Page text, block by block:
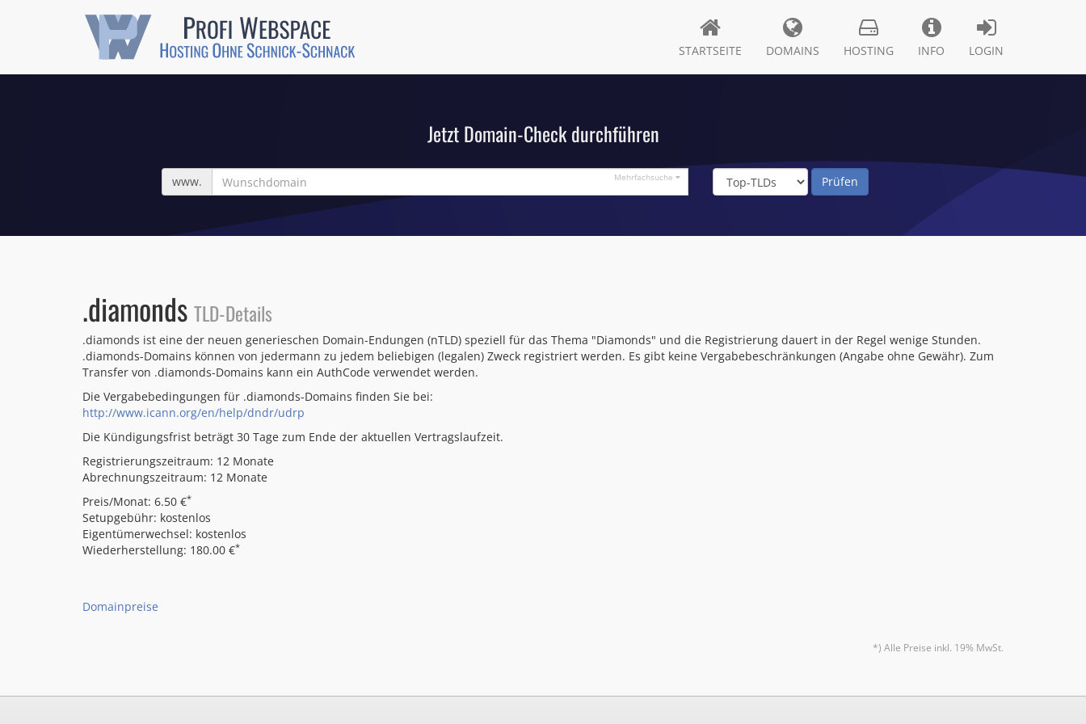
STARTSEITE DOMAINS HOSTING INFO LOGIN
Jetzt Domain-Check durchführen
Wunschdomain
www. Mehrfachsuche
.diamonds TLD-Details
.diamonds ist eine der neuen generieschen Domain-Endungen (nTLD) speziell für das Thema "Diamonds" und die Registrierung dauert in der Regel wenige Stunden.
.diamonds-Domains können von jedermann zu jedem beliebigen (legalen) Zweck registriert werden. Es gibt keine Vergabebeschränkungen (Angabe ohne Gewähr). Zum
Transfer von .diamonds-Domains kann ein AuthCode verwendet werden.
Die Vergabebedingungen für .diamonds-Domains finden Sie bei:
http://www.icann.org/en/help/dndr/udrp
Die Kündigungsfrist beträgt 30 Tage zum Ende der aktuellen Vertragslaufzeit.
Registrierungszeitraum: 12 Monate
Abrechnungszeitraum: 12 Monate
Preis/Monat: 6.50 €*
Setupgebühr: kostenlos
Eigentümerwechsel: kostenlos
Wiederherstellung: 180.00 €*
Domainpreise
*) Alle Preise inkl. 19% MwSt.